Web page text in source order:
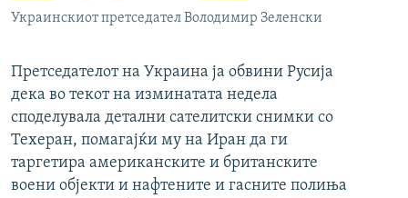
Украинскиот претседател Володимир Зеленски
Претседателот на Украина ја обвини Русија
дека во текот на изминатата недела
споделувала детални сателитски снимки со
Техеран, помагајќи му на Иран да ги
таргетира американските и британските
воени објекти и нафтените и гасните полиња